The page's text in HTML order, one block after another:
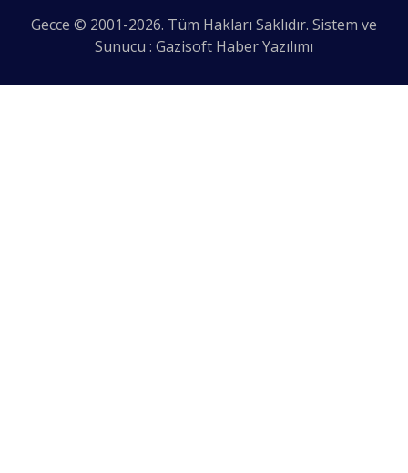
Gecce © 2001-2026. Tüm Hakları Saklıdır. Sistem ve
Sunucu : Gazisoft Haber Yazılımı